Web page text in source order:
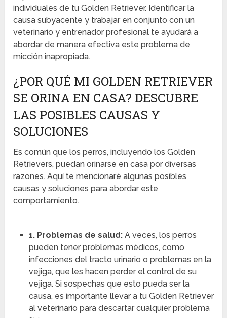
individuales de tu Golden Retriever. Identificar la
causa subyacente y trabajar en conjunto con un
veterinario y entrenador profesional te ayudará a
abordar de manera efectiva este problema de
micción inapropiada.
¿POR QUÉ MI GOLDEN RETRIEVER
SE ORINA EN CASA? DESCUBRE
LAS POSIBLES CAUSAS Y
SOLUCIONES
Es común que los perros, incluyendo los Golden
Retrievers, puedan orinarse en casa por diversas
razones. Aquí te mencionaré algunas posibles
causas y soluciones para abordar este
comportamiento.
1. Problemas de salud:A veces, los perros
pueden tener problemas médicos, como
infecciones del tracto urinario o problemas en la
vejiga, que les hacen perder el control de su
vejiga. Si sospechas que esto pueda ser la
causa, es importante llevar a tu Golden Retriever
al veterinario para descartar cualquier problema